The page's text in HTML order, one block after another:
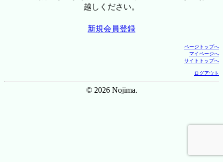
越しください。
新規会員登録
ページトップへ
マイページへ
サイトトップへ
ログアウト
© 2026 Nojima.